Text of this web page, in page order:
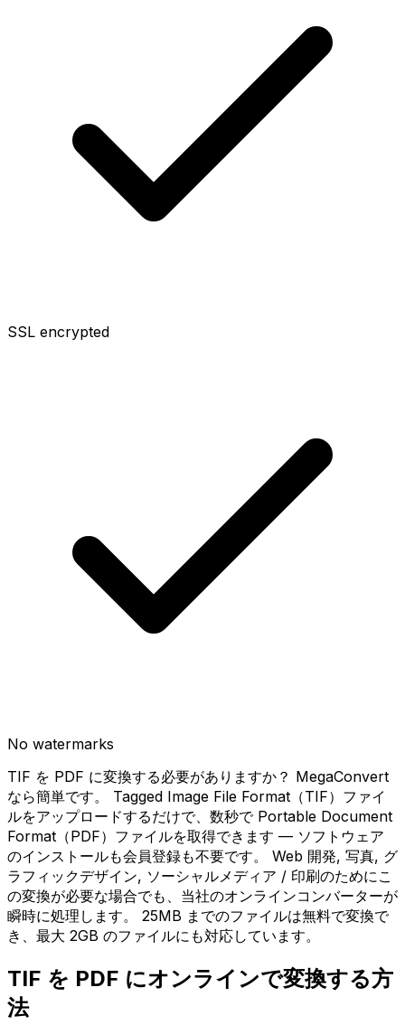
SSL encrypted
No watermarks
TIF を PDF に変換する必要がありますか？ MegaConvert
なら簡単です。 Tagged Image File Format（TIF）ファイ
ルをアップロードするだけで、数秒で Portable Document
Format（PDF）ファイルを取得できます — ソフトウェア
のインストールも会員登録も不要です。 Web 開発, 写真, グ
ラフィックデザイン, ソーシャルメディア / 印刷のためにこ
の変換が必要な場合でも、当社のオンラインコンバーターが
瞬時に処理します。 25MB までのファイルは無料で変換で
き、最大 2GB のファイルにも対応しています。
TIF を PDF にオンラインで変換する方
法